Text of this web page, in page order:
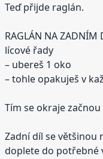
Teď přijde raglán.
RAGLÁN NA
lícové řady
– ubereš 1 oko
– tohle opakuješ v
Tím se okraje
Zadní díl se většinou
doplete do potřebné